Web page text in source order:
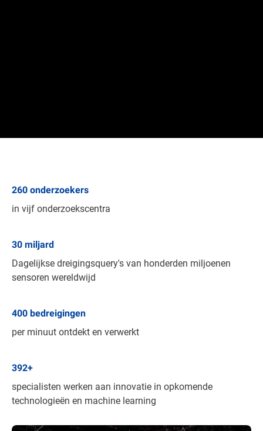
260 onderzoekers
in vijf onderzoekscentra
30 miljard
Dagelijkse dreigingsquery's van honderden miljoenen
sensoren wereldwijd
400 bedreigingen
per minuut ontdekt en verwerkt
392+
specialisten werken aan innovatie in opkomende
technologieën en machine learning